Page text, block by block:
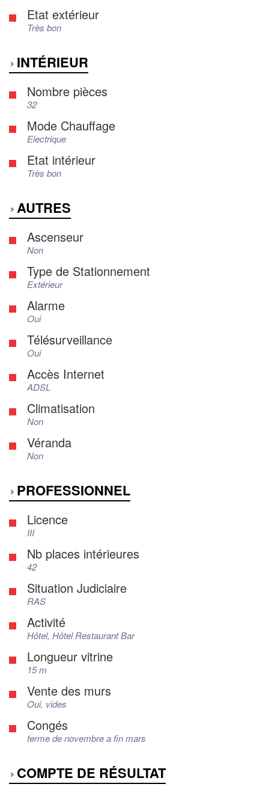
Etat extérieur
Très bon
INTÉRIEUR
Nombre pièces
32
Mode Chauffage
Electrique
Etat intérieur
Très bon
AUTRES
Ascenseur
Non
Type de Stationnement
Extérieur
Alarme
Oui
Télésurveillance
Oui
Accès Internet
ADSL
Climatisation
Non
Véranda
Non
PROFESSIONNEL
Licence
III
Nb places intérieures
42
Situation Judiciaire
RAS
Activité
Hôtel, Hôtel Restaurant Bar
Longueur vitrine
15 m
Vente des murs
Oui, vides
Congés
ferme de novembre a fin mars
COMPTE DE RÉSULTAT